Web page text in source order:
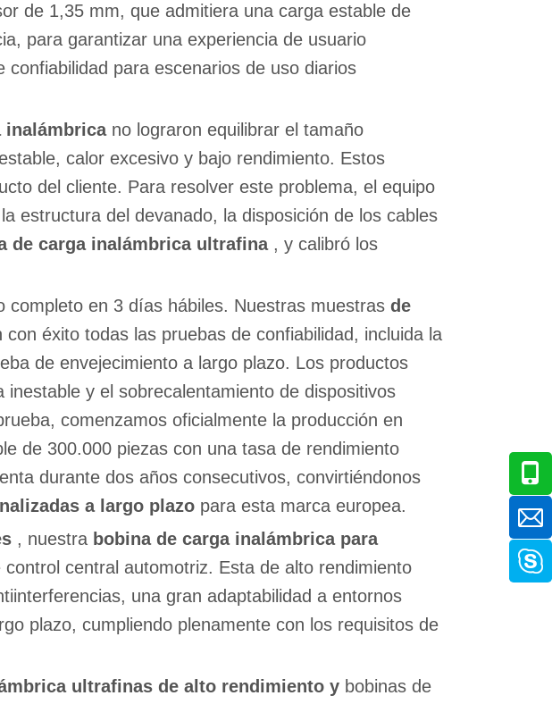
de 1,35 mm, que admitiera una carga estable de
para garantizar una experiencia de usuario
para escenarios de uso diarios
inalámbrica no lograron equilibrar el tamaño
calor excesivo y bajo rendimiento. Estos
del cliente. Para resolver este problema, el equipo
estructura del devanado, la disposición de los cables
de carga inalámbrica ultrafina , y calibró los
completo en 3 días hábiles. Nuestras muestras de
con éxito todas las pruebas de confiabilidad, incluida la
de envejecimiento a largo plazo. Los productos
y el sobrecalentamiento de dispositivos
comenzamos oficialmente la producción en
de 300.000 piezas con una tasa de rendimiento
durante dos años consecutivos, convirtiéndonos
a largo plazo para esta marca europea.
, nuestra bobina de carga inalámbrica para
central automotriz. Esta de alto rendimiento
una gran adaptabilidad a entornos
plazo, cumpliendo plenamente con los requisitos de
ultrafinas de alto rendimiento y bobinas de